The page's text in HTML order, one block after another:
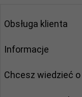
Obsługa klienta
Informacje
Chcesz wiedzieć